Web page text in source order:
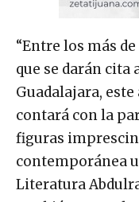
“Entre los más
que se darán cita
Guadalajara,
contará con la
figuras
contemporánea
Literatura